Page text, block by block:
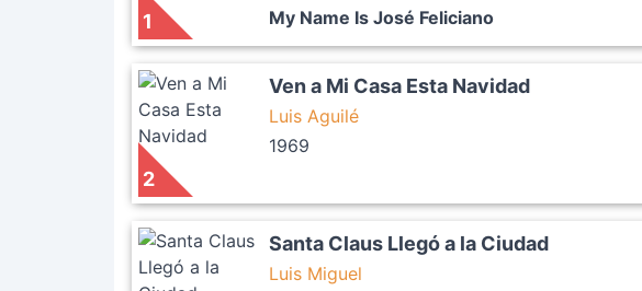
1
My Name Is José Feliciano
2
Ven a Mi Casa Esta Navidad
Luis Aguilé
1969
Santa Claus Llegó a la Ciudad
Luis Miguel